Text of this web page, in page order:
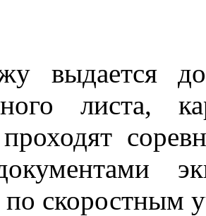
выдается
листа,
по скоростным